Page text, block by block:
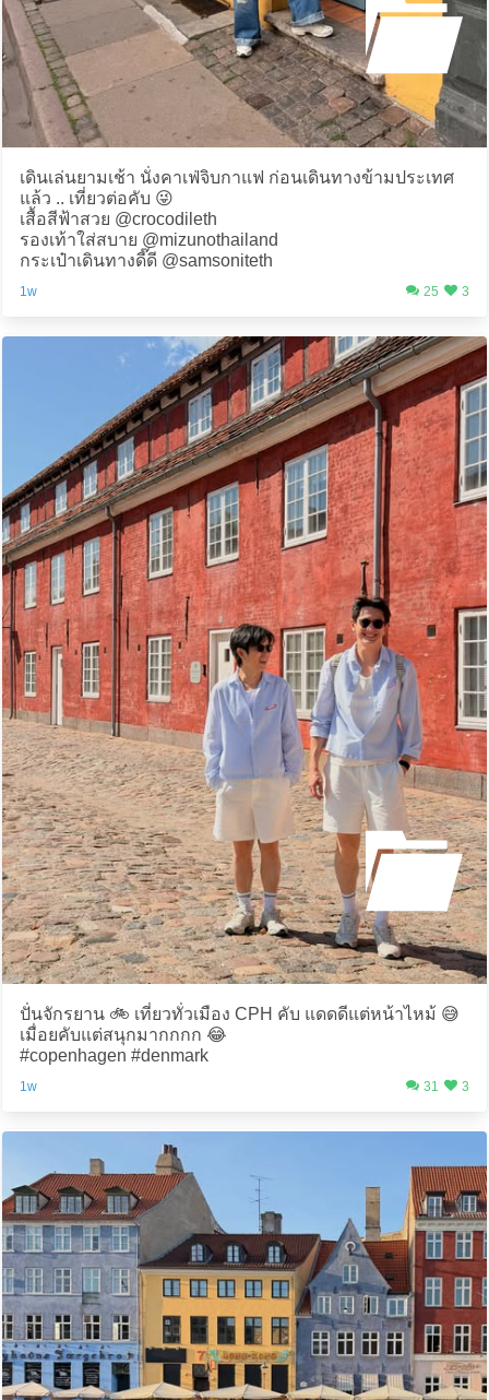
เดินเล่นยามเช้า นั่งคาเฟ่จิบกาแฟ ก่อนเดินทางข้ามประเทศ
แล้ว .. เที่ยวต่อคับ 😜
เสื้อสีฟ้าสวย @crocodileth
รองเท้าใส่สบาย @mizunothailand
กระเป๋าเดินทางดี๊ดี @samsoniteth
1w 25 3
ปั่นจักรยาน 🚲 เที่ยวทั่วเมือง CPH คับ แดดดีแต่หน้าไหม้ 😅
เมื่อยคับแต่สนุกมากกกก 😂
#copenhagen #denmark
1w 31 3